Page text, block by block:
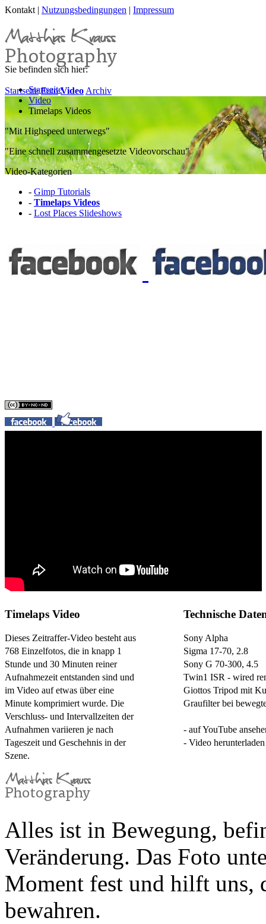
Kontakt | Nutzungsbedingungen | Impressum
Startseite Foto Video Archiv
Sie befinden sich hier:
Startseite
Video
Timelaps Videos
"Mit Highspeed unterwegs"
"Eine schnell zusammengesetzte Videovorschau"
Video-Kategorien
- Gimp Tutorials
- Timelaps Videos
- Lost Places Slideshows
Timelaps Video
Dieses Zeitraffer-Video besteht aus
768 Einzelfotos, die in knapp 1
Stunde und 30 Minuten reiner
Aufnahmezeit entstanden sind und
im Video auf etwas über eine
Minute komprimiert wurde. Die
Verschluss- und Intervallzeiten der
Aufnahmen variieren je nach
Tageszeit und Geschehnis in der
Szene.
Technische
Sony Alpha
Sigma 17-70, 2.8
Sony G 70-300, 4.5
Twin1 ISR - wired
Giottos Tripod mit
Graufilter bei
- auf YouTube
- Video herunterladen
Alles ist in Bewegung,
Veränderung. Das Foto
Moment fest und hilft uns,
bewahren.